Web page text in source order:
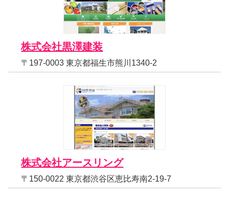
株式会社黒澤建装
〒197-0003 東京都福生市熊川1340-2
株式会社アースリング
〒150-0022 東京都渋谷区恵比寿南2-19-7